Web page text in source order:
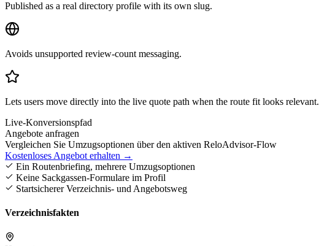
Published as a real directory profile with its own slug.
Avoids unsupported review-count messaging.
Lets users move directly into the live quote path when the route fit looks relevant.
Live-Konversionspfad
Angebote anfragen
Vergleichen Sie Umzugsoptionen über den aktiven ReloAdvisor-Flow
Kostenloses Angebot erhalten →
Ein Routenbriefing, mehrere Umzugsoptionen
Keine Sackgassen-Formulare im Profil
Startsicherer Verzeichnis- und Angebotsweg
Verzeichnisfakten